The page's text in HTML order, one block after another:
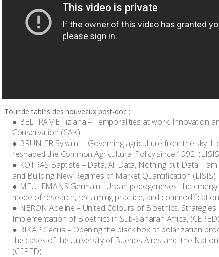
Tour de tables des nouveaux post-doc :
BELTRAME Tiziana – Temporalities at work. Innovation
Conservation (CAK)
BRUNIER Sylvain – Governing agriculture from the sky.
reshaped the Common Agricultural Policy since 1992
KOTRAS Baptiste – Data, All Data, Nothing but Data.
and Building New Regimes of Market Quantification (LISIS)
MEULEMANS Germain– Urban pedogeneses: the
mode of research, reclaiming practice, and
NERON Adeline – United Colours of Bioethics.
Implementation of Bioethics in Sub-Saharan Africa, (CEPED)
RIKAP Cecilia – Opening the black box of polarization
the cases of the University of Buenos Aires and the
(CEPED)